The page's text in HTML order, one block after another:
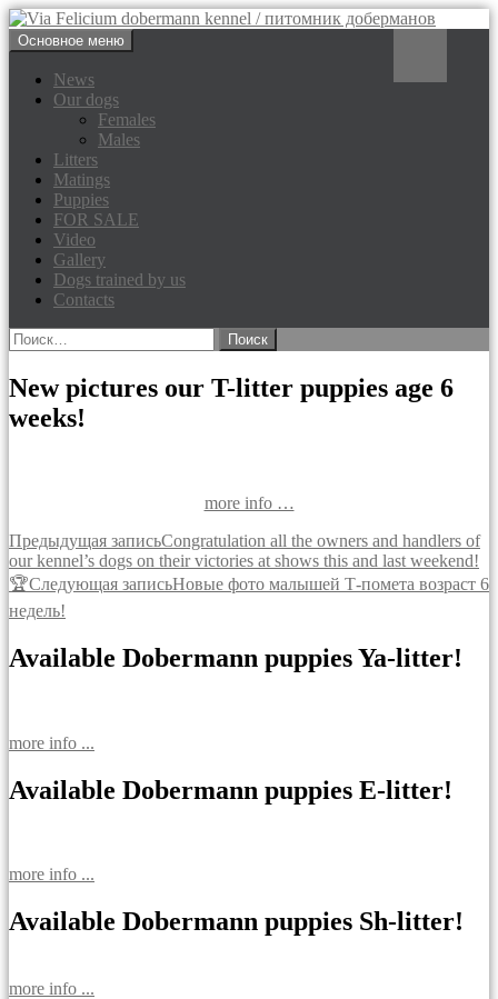
Via Felicium dobermann
kennel / питомник доберманов
Основное меню
к
News
Our dogs
Females
Males
Litters
Matings
Puppies
FOR SALE
Video
Gallery
Dogs trained by us
Contacts
Найти:
New pictures our T-litter puppies age 6
weeks!
more info …
Навигация
по
записям
Предыдущая записьСongratulation all the owners and handlers of
our kennel’s dogs on their victories at shows this and last weekend!
🏆Следующая записьНовые фото малышей Т-помета возраст 6
недель!
Available Dobermann puppies Ya-litter!
more info ...
Available Dobermann puppies E-litter!
more info ...
Available Dobermann puppies Sh-litter!
more info ...